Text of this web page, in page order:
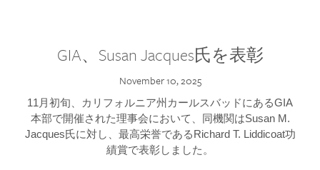
GIA、Susan Jacques氏を表彰
November 10, 2025
11月初旬、カリフォルニア州カールスバッドにあるGIA
本部で開催された理事会において、同機関はSusan M.
Jacques氏に対し、最高栄誉であるRichard T. Liddicoat功
績賞で表彰しました。